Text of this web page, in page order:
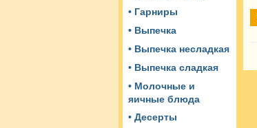
• Гарниры
• Выпечка
• Выпечка несладкая
• Выпечка сладкая
• Молочные и
яичные блюда
• Десерты